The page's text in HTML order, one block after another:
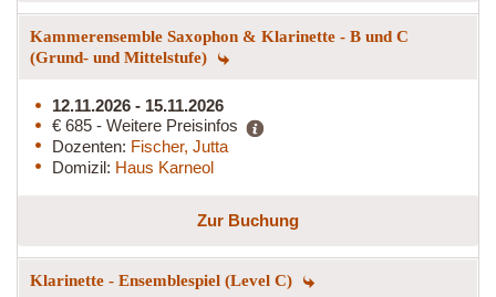
Kammerensemble Saxophon & Klarinette - B und C
(Grund- und Mittelstufe)
12.11.2026 - 15.11.2026
€ 685 - Weitere Preisinfos
Dozenten: Fischer, Jutta
Domizil: Haus Karneol
Zur Buchung
Klarinette - Ensemblespiel (Level C)